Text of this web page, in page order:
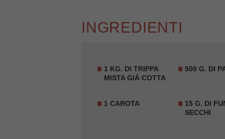
INGREDIENTI
1 KG. DI TRIPPA
MISTA GIÀ COTTA
500 G. DI
1 CAROTA 15 G. DI
SECCHI